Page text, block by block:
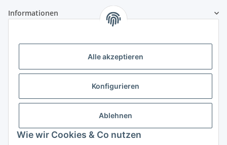
Alle akzeptieren
Konfigurieren
Ablehnen
Wie wir Cookies & Co nutzen
Informationen
Zertifikate und Mitgliedschaften